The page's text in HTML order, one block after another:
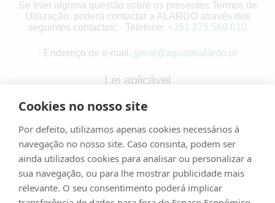
Cookies no nosso site
Por defeito, utilizamos apenas cookies necessários à
navegação no nosso site. Caso consinta, podem ser
ainda utilizados cookies para analisar ou personalizar a
sua navegação, ou para lhe mostrar publicidade mais
relevante. O seu consentimento poderá implicar
Se tiver alguma questão sobre os presentes Termos de
Utilização, poderá contactar a ALARDO através dos
seguintes contactos: · Telefone: +351 275 560 010
· Endereço de e-mail: geral@aguadoalardo.pt
Lei aplicável
Estes Termos de Utilização do Site encontram-se sujeitos à
Data: 28/06/2024